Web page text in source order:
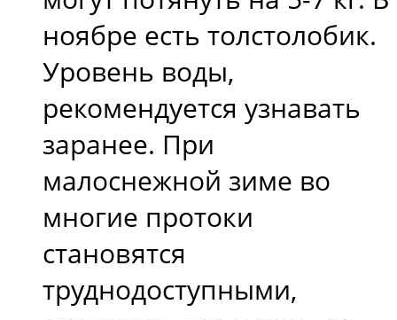
ноябре есть толстолобик.
Уровень воды,
рекомендуется узнавать
заранее. При
малоснежной зиме во
многие протоки
становятся
труднодоступными,